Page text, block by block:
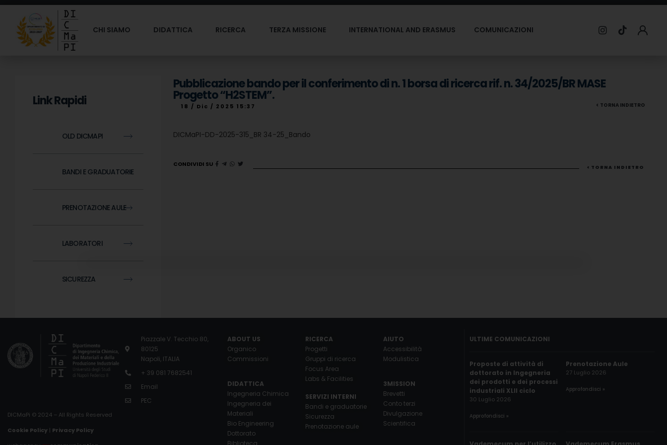
CHI SIAMO DIDATTICA RICERCA TERZA MISSIONE INTERNATIONAL AND ERASMUS COMUNICAZIONI
Link Rapidi
OLD DICMAPI
BANDI E GRADUATORIE
PRENOTAZIONE AULE
LABORATORI
SICUREZZA
Pubblicazione bando per il conferimento di n. 1 borsa di ricerca rif. n. 34/2025/BR MASE
Progetto “H2STEM”.
18 / Dic / 2025 15:37 < TORNA INDIETRO
DICMaPI-DD-2025-315_BR 34-25_Bando
CONDIVIDI SU < TORNA INDIETRO
DICMaPi © 2024 – All Rights Reserved
Cookie Policy | Privacy Policy
Piazzale V. Tecchio 80,
80125
Napoli, ITALIA
+ 39 081 7682541
Email
PEC
ABOUT US
Organico
Commissioni
DIDATTICA
Ingegneria Chimica
Ingegneria dei
Materiali
Bio Engineering
Dottorato
Biblioteca
RICERCA
Progetti
Gruppi di ricerca
Focus Area
Labs & Facilities
SERVIZI INTERNI
Bandi e graduatorie
Sicurezza
Prenotazione aule
AIUTO
Accessibilità
Modulistica
3MISSION
Brevetti
Conto terzi
Divulgazione
Scientifica
ULTIME COMUNICAZIONI
Proposte di attività di
dottorato in Ingegneria
dei prodotti e dei processi
industriali XLII ciclo
30 Luglio 2026
Approfondisci »
Prenotazione Aule
27 Luglio 2026
Approfondisci »